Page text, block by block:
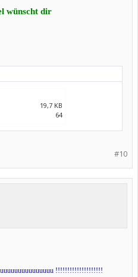
wünscht dir
19,7 KB
64
#10
!!!!!!!!!!!!!!!!!!!!